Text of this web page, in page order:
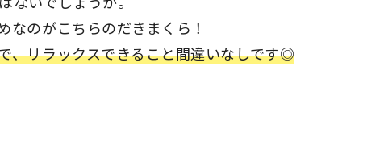
なのがこちらのだきまくら！
、リラックスできること間違いなしです◎